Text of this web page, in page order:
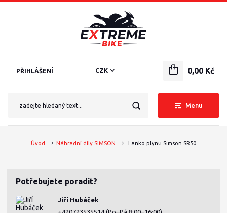
Menu
CZK
PŘIHLÁŠENÍ 0,00 Kč
Úvod Náhradní díly SIMSON Lanko plynu Simson SR50
Potřebujete poradit?
Jiří Hubáček